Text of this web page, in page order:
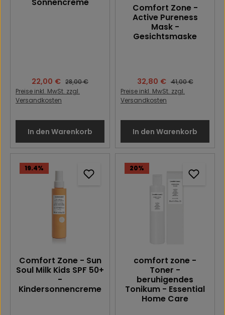
Verkaufspreis:
22,00 € Regulärer Preis:
28,00 €
Preise inkl. MwSt. zzgl.
Versandkosten
In den Warenkorb
Comfort Zone -
Active Pureness
Mask -
Gesichtsmaske
Verkaufspreis:
32,80 € Regulärer Preis:
41,00 €
Preise inkl. MwSt. zzgl.
Versandkosten
In den Warenkorb
19.4%
Comfort Zone - Sun
Soul Milk Kids SPF 50+
-
Kindersonnencreme
20%
comfort zone -
Toner -
beruhigendes
Tonikum - Essential
Home Care